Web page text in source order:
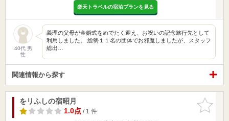
楽天トラベルの宿泊プランを見る
40代 男
性
義理の父母が金婚式をめでたく迎え、お祝いの記念旅行先として
利用しました。 総勢１１名の団体でお邪魔しましたが、スタッフ
総出…
関連情報から探す
お気に入
りに追加
をリふしの宿昭月
1.0点/ 1 件